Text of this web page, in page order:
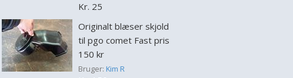
Kr. 25
Originalt blæser skjold
til pgo comet Fast pris
150 kr
Bruger: Kim R